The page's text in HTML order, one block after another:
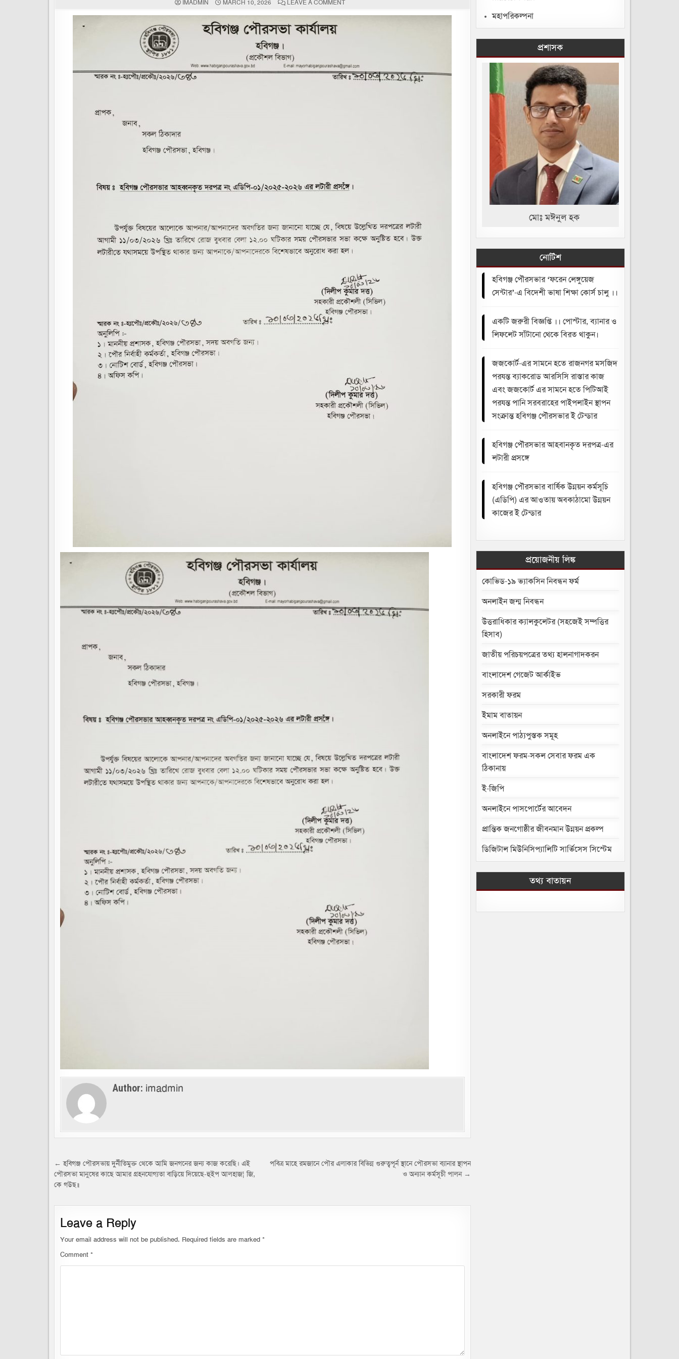
IMADMIN MARCH 10, 2026 LEAVE A COMMENTON
পৌরসভার
Author: imadmin
Post
navigation
পবিত্র মাহে রমজানে পৌর এলাকার বিভিন্ন গুরুত্বপূর্ন স্থানে পৌরসভা ব্যানার স্থাপন
ও অন্যান কর্মসূচী পালন →
← হবিগঞ্জ পৌরসভায় দুর্নীতিমুক্ত থেকে আমি জনগনের জন্য কাজ করেছি। এই
পৌরসভা মানুষের কাছে আমার গ্রহনযোগ্যতা বাড়িয়ে দিয়েছে-হুইপ আলহাজ¦ জি,
কে গউছ॥
Leave a Reply
Your email address will not be published. Required fields are marked *
Comment *
মহাপরিকল্পনা
প্রশাসক
মোঃ মঈনুল হক
নোটিশ
হবিগঞ্জ পৌরসভার ‘ফরেন লেঙ্গুয়েজ
সেন্টার’-এ বিদেশী ভাষা শিক্ষা কোর্স চালু ।।
একটি জরুরী বিজ্ঞপ্তি ।। পোস্টার, ব্যানার ও
লিফলেট সাঁটানো থেকে বিরত থাকুন।
জজকোর্ট-এর সামনে হতে রাজনগর মসজিদ
পরযন্ত ব্যাকরোড আরসিসি রাস্তার কাজ
এবং জজকোর্ট এর সামনে হতে পিটিআই
পরযন্ত পানি সরবরাহের পাইপলাইন স্থাপন
সংক্রান্ত হবিগঞ্জ পৌরসভার ই টেন্ডার
হবিগঞ্জ পৌরসভার আহবানকৃত দরপত্র-এর
লটারী প্রসঙ্গে
হবিগঞ্জ পৌরসভার বার্ষিক উন্নয়ন কর্মসূচি
(এডিপি) এর আওতায় অবকাঠামো উন্নয়ন
কাজের ই টেন্ডার
প্রয়োজনীয় লিঙ্ক
কোভিড-১৯ ভ্যাকসিন নিবন্ধন ফর্ম
অনলাইন জন্ম নিবন্ধন
উত্তরাধিকার ক্যালকুলেটর (সহজেই সম্পত্তির
হিসাব)
জাতীয় পরিচয়পত্রের তথ্য হালনাগাদকরন
বাংলাদেশ গেজেট আর্কাইভ
সরকারী ফরম
ইমাম বাতায়ন
অনলাইনে পাঠ্যপুস্তক সমূহ
বাংলাদেশ ফরম-সকল সেবার ফরম এক
ঠিকানায়
ই-জিপি
অনলাইনে পাসপোর্টের আবেদন
প্রান্তিক জনগোষ্ঠীর জীবনমান উন্নয়ন প্রকল্প
ডিজিটাল মিউনিসিপ্যালিটি সার্ভিসেস সিস্টেম
তথ্য বাতায়ন